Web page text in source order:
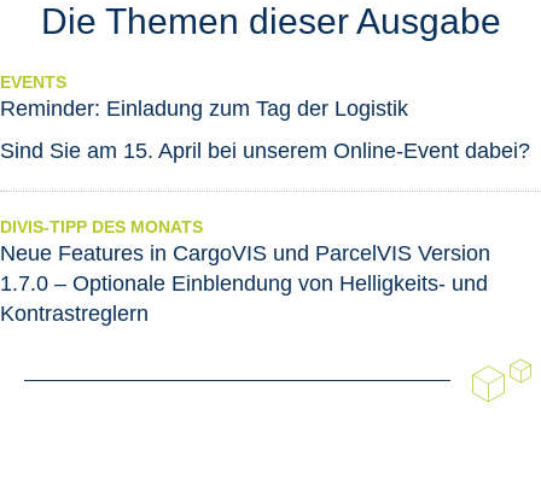
Die Themen dieser Ausgabe
EVENTS
Reminder: Einladung zum Tag der Logistik
Sind Sie am 15. April bei unserem Online-Event dabei?
DIVIS-TIPP DES MONATS
Neue Features in CargoVIS und ParcelVIS Version
1.7.0 – Optionale Einblendung von Helligkeits- und
Kontrastreglern